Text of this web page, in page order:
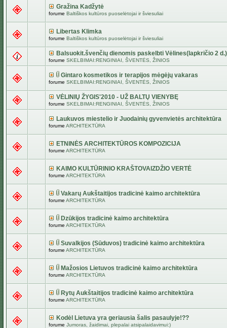
Gražina Kadžytė
forume Baltiškos kultūros puoselėtojai ir šviesuliai
Libertas Klimka
forume Baltiškos kultūros puoselėtojai ir šviesuliai
Balsuokit.švenčių dienomis paskelbti Vėlines(lapkričio 2 d.)
forume SKELBIMAI:RENGINIAI, ŠVENTĖS, ŽINIOS
Gintaro kosmetikos ir terapijos mėgėjų vakaras
forume SKELBIMAI:RENGINIAI, ŠVENTĖS, ŽINIOS
VĖLINIŲ ŽYGIS'2010 - UŽ BALTŲ VIENYBĘ
forume SKELBIMAI:RENGINIAI, ŠVENTĖS, ŽINIOS
Laukuvos miestelio ir Juodainių gyvenvietės architektūra
forume ARCHITEKTŪRA
ETNINĖS ARCHITEKTŪROS KOMPOZICIJA
forume ARCHITEKTŪRA
KAIMO KULTŪRINIO KRAŠTOVAIZDŽIO VERTĖ
forume ARCHITEKTŪRA
Vakarų Aukštaitijos tradicinė kaimo architektūra
forume ARCHITEKTŪRA
Dzūkijos tradicinė kaimo architektūra
forume ARCHITEKTŪRA
Suvalkijos (Sūduvos) tradicinė kaimo architektūra
forume ARCHITEKTŪRA
Mažosios Lietuvos tradicinė kaimo architektūra
forume ARCHITEKTŪRA
Rytų Aukštaitijos tradicinė kaimo architektūra
forume ARCHITEKTŪRA
Kodėl Lietuva yra geriausia šalis pasaulyje!??
forume Jumoras, žaidimai, plepalai atsipalaidavimui:)